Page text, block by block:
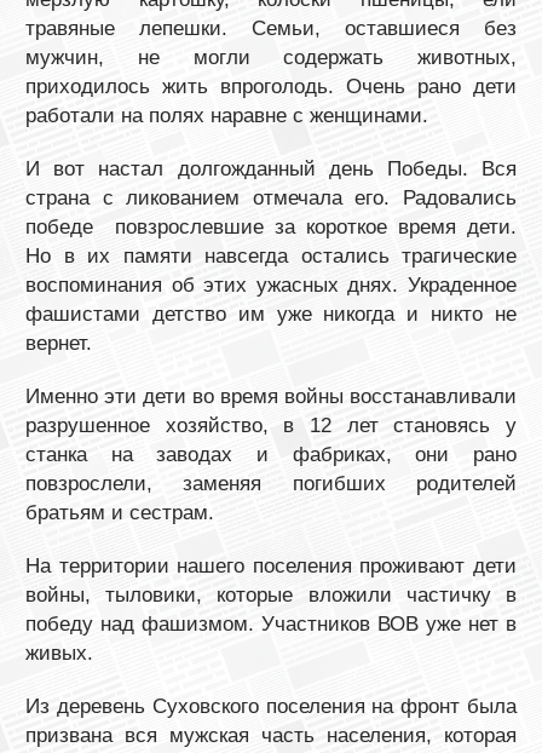
травяные лепешки. Семьи, оставшиеся без
мужчин, не могли содержать животных,
приходилось жить впроголодь. Очень рано дети
работали на полях наравне с женщинами.
И вот настал долгожданный день Победы. Вся
страна с ликованием отмечала его. Радовались
победе повзрослевшие за короткое время дети.
Но в их памяти навсегда остались трагические
воспоминания об этих ужасных днях. Украденное
фашистами детство им уже никогда и никто не
вернет.
Именно эти дети во время войны восстанавливали
разрушенное хозяйство, в 12 лет становясь у
станка на заводах и фабриках, они рано
повзрослели, заменяя погибших родителей
братьям и сестрам.
На территории нашего поселения проживают дети
войны, тыловики, которые вложили частичку в
победу над фашизмом. Участников ВОВ уже нет в
живых.
Из деревень Суховского поселения на фронт была
призвана вся мужская часть населения, которая